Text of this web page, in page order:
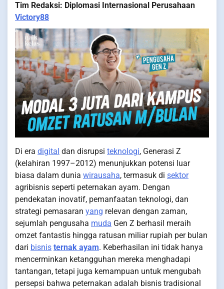
Tim Redaksi: Diplomasi Internasional Perusahaan
Victory88
Di era digital dan disrupsi teknologi, Generasi Z
(kelahiran 1997–2012) menunjukkan potensi luar
biasa dalam dunia wirausaha, termasuk di sektor
agribisnis seperti peternakan ayam. Dengan
pendekatan inovatif, pemanfaatan teknologi, dan
strategi pemasaran yang relevan dengan zaman,
sejumlah pengusaha muda Gen Z berhasil meraih
omzet fantastis hingga ratusan miliar rupiah per bulan
dari bisnis ternak ayam. Keberhasilan ini tidak hanya
mencerminkan ketangguhan mereka menghadapi
tantangan, tetapi juga kemampuan untuk mengubah
persepsi bahwa peternakan adalah bisnis tradisional